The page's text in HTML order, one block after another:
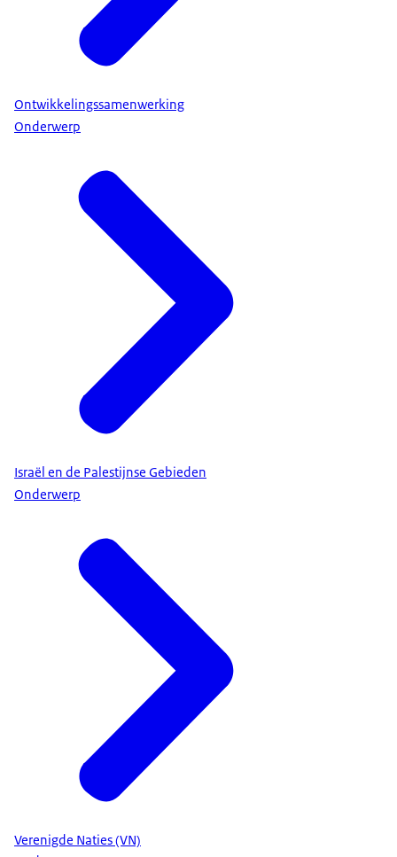
Ontwikkelingssamenwerking
Onderwerp
Israël en de Palestijnse Gebieden
Onderwerp
Verenigde Naties (VN)